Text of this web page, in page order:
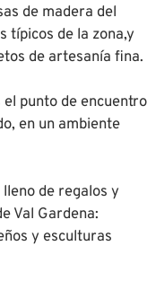
de madera del
típicos de la zona,y
de artesanía fina.
punto de encuentro
en un ambiente
de regalos y
Val Gardena:
y esculturas